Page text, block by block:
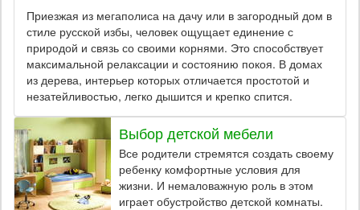
Приезжая из мегаполиса на дачу или в загородный дом в
стиле русской избы, человек ощущает единение с
природой и связь со своими корнями. Это способствует
максимальной релаксации и состоянию покоя. В домах
из дерева, интерьер которых отличается простотой и
незатейливостью, легко дышится и крепко спится.
Выбор детской мебели
Все родители стремятся создать своему
ребенку комфортные условия для
жизни. И немаловажную роль в этом
играет обустройство детской комнаты.